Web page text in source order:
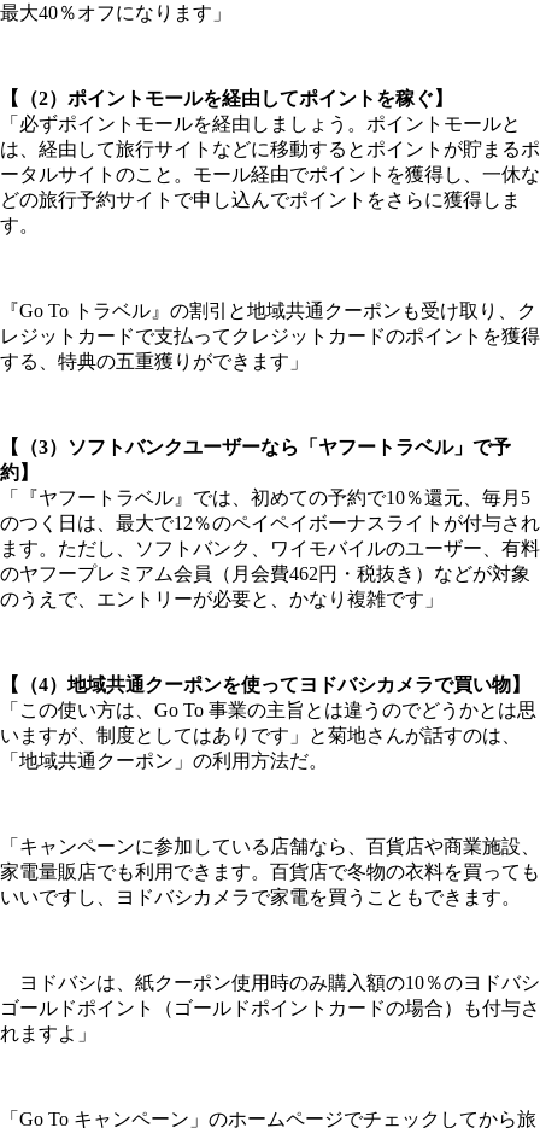
最大40％オフになります」
【（2）ポイントモールを経由してポイントを稼ぐ】
「必ずポイントモールを経由しましょう。ポイントモールと
は、経由して旅行サイトなどに移動するとポイントが貯まるポ
ータルサイトのこと。モール経由でポイントを獲得し、一休な
どの旅行予約サイトで申し込んでポイントをさらに獲得しま
す。
『Go To トラベル』の割引と地域共通クーポンも受け取り、ク
レジットカードで支払ってクレジットカードのポイントを獲得
する、特典の五重獲りができます」
【（3）ソフトバンクユーザーなら「ヤフートラベル」で予
約】
「『ヤフートラベル』では、初めての予約で10％還元、毎月5
のつく日は、最大で12％のペイペイボーナスライトが付与され
ます。ただし、ソフトバンク、ワイモバイルのユーザー、有料
のヤフープレミアム会員（月会費462円・税抜き）などが対象
のうえで、エントリーが必要と、かなり複雑です」
【（4）地域共通クーポンを使ってヨドバシカメラで買い物】
「この使い方は、Go To 事業の主旨とは違うのでどうかとは思
いますが、制度としてはありです」と菊地さんが話すのは、
「地域共通クーポン」の利用方法だ。
「キャンペーンに参加している店舗なら、百貨店や商業施設、
家電量販店でも利用できます。百貨店で冬物の衣料を買っても
いいですし、ヨドバシカメラで家電を買うこともできます。
ヨドバシは、紙クーポン使用時のみ購入額の10％のヨドバシ
ゴールドポイント（ゴールドポイントカードの場合）も付与さ
れますよ」
「Go To キャンペーン」のホームページでチェックしてから旅